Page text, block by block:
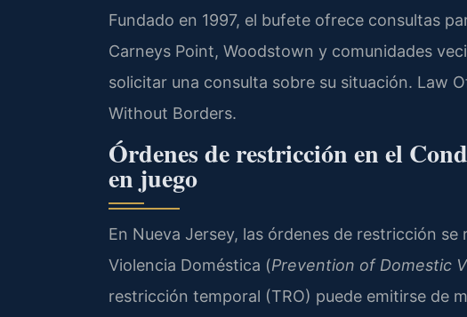
Fundado en 1997, el bufete ofrece consultas
Carneys Point, Woodstown y comunidades
solicitar una consulta sobre su situación. Law
Without Borders.
Órdenes de restricción en el
en juego
En Nueva Jersey, las órdenes de restricción
Violencia Doméstica (Prevention of Domestic
restricción temporal (TRO) puede emitirse de